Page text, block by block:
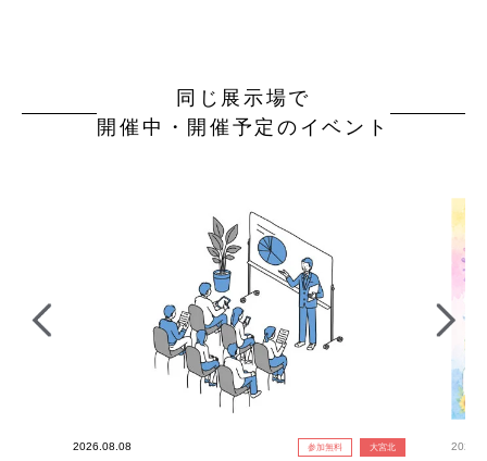
同じ展示場で
開催中・開催予定のイベント
2026.08.08 参加無料 大宮北